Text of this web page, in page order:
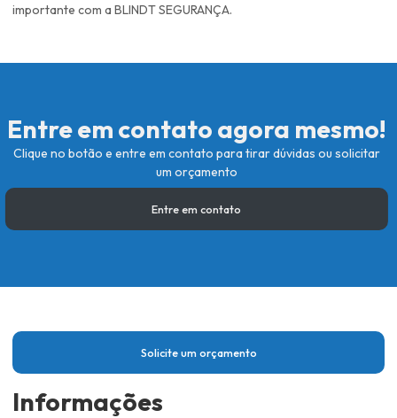
importante com a BLINDT SEGURANÇA.
Entre em contato agora mesmo!
Clique no botão e entre em contato para tirar dúvidas ou solicitar
um orçamento
Entre em contato
Solicite um orçamento
Informações